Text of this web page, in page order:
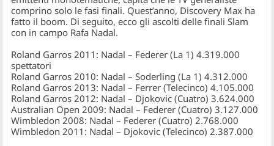
comprino solo le fasi finali. Quest’anno, Discovery Max ha
fatto il boom. Di seguito, ecco gli ascolti delle finali Slam
con in campo Rafa Nadal.
Roland Garros 2011: Nadal – Federer (La 1) 4.319.000
spettatori
Roland Garros 2010: Nadal – Soderling (La 1) 4.312.000
Roland Garros 2013: Nadal – Ferrer (Telecinco) 4.105.000
Roland Garros 2012: Nadal – Djokovic (Cuatro) 3.624.000
Australian Open 2009: Nadal – Federer (Cuatro) 3.127.000
Wimbledon 2008: Nadal – Federer (Cuatro) 2.768.000
Wimbledon 2011: Nadal – Djokovic (Telecinco) 2.387.000